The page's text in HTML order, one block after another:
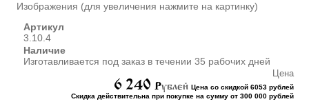
СТОЛЫ ДЛЯ КАБИНЕТОВ И
КРОВАТИ ДЛЯ ДЕТСКОГО
САДА (65)
МАТРАСЫ ДЛЯ ДЕТСКИХ
СТОЛЫ ДЛЯ ДЕТСКОГО
Изображения (для увеличения нажмите на картинку)
Артикул
3.10.4
Наличие
Изготавливается под заказ в течении 35 рабочих дней
Цена
6 240 Pублей Цена со скидкой 6053 рублей
Скидка действительна при покупке на сумму от 300 000 рублей